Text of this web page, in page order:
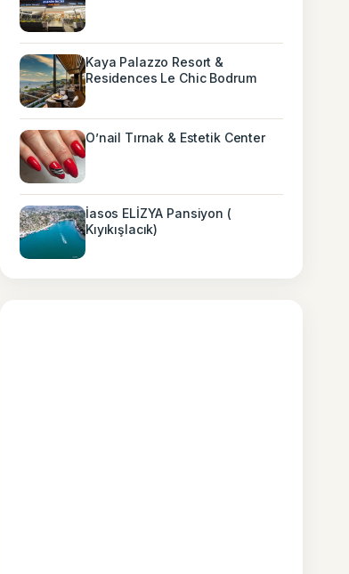
Kaya Palazzo Resort &
Residences Le Chic Bodrum
O’nail Tırnak & Estetik Center
İasos ELİZYA Pansiyon (
Kıyıkışlacık)